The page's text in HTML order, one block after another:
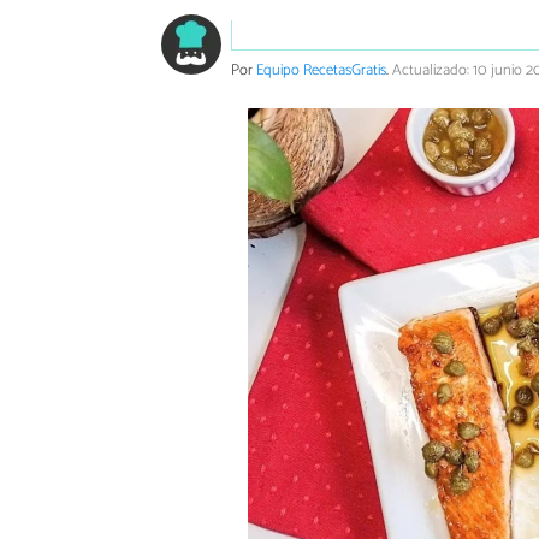
PorEquipo RecetasGratis.Actualizado: 10 junio